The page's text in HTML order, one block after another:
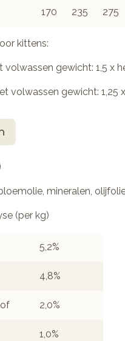
170 235 275
kittens:
volwassen gewicht: 1,5 x
volwassen gewicht: 1,25
mineralen,
(per kg)
5,2%
4,8%
2,0%
1,0%